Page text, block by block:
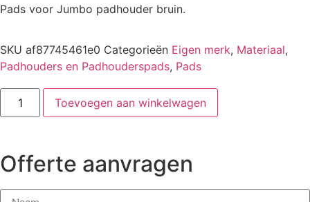
Pads voor Jumbo padhouder bruin.
SKU af87745461e0 Categorieën Eigen merk, Materiaal,
Padhouders en Padhouderspads, Pads
Toevoegen aan winkelwagen
Offerte aanvragen